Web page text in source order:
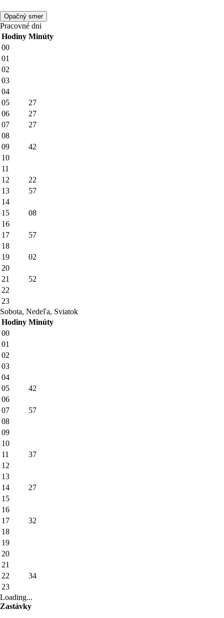
Opačný smer
Pracovné dni
Hodiny Minúty
00
01
02
03
04
05
27
06
27
07
27
08
09
42
10
11
12
22
13
57
14
15
08
16
17
57
18
19
02
20
21
52
22
23
Sobota, Nedeľa, Sviatok
Hodiny Minúty
00
01
02
03
04
05
42
06
07
57
08
09
10
11
37
12
13
14
27
15
16
17
32
18
19
20
21
22
34
23
Loading...
Zastávky